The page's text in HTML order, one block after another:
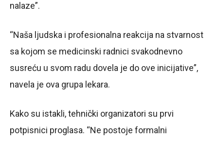
nalaze”.
“Naša ljudska i profesionalna reakcija na stvarnost
sa kojom se medicinski radnici svakodnevno
susreću u svom radu dovela je do ove inicijative”,
navela je ova grupa lekara.
Kako su istakli, tehnički organizatori su prvi
potpisnici proglasa. “Ne postoje formalni